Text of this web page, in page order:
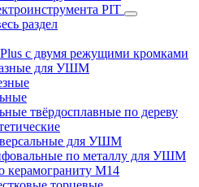
PIT
раздел
c двумя режущими кромками
для УШМ
твёрдосплавные по дереву
для УШМ
по металлу для УШМ
керамограниту M14